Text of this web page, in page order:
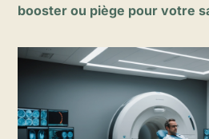
booster ou piège pour votre